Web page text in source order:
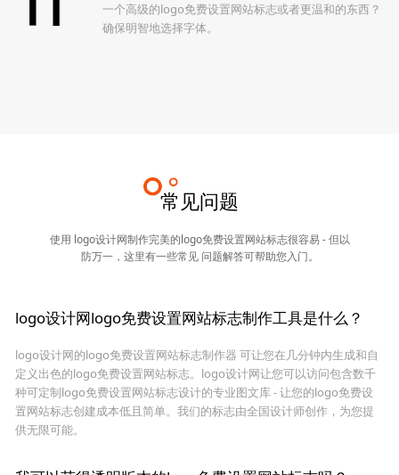
一个高级的logo免费设置网站标志或者更温和的东西？
确保明智地选择字体。
常见问题
使用 logo设计网制作完美的logo免费设置网站标志很容易 - 但以
防万一，这里有一些常见 问题解答可帮助您入门。
logo设计网logo免费设置网站标志制作工具是什么？
logo设计网的logo免费设置网站标志制作器 可让您在几分钟内生成和自
定义出色的logo免费设置网站标志。logo设计网让您可以访问包含数千
种可定制logo免费设置网站标志设计的专业图文库 - 让您的logo免费设
置网站标志创建成本低且简单。我们的标志由全国设计师创作，为您提
供无限可能。